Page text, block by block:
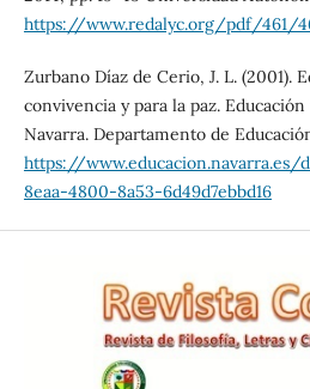
https://www.redalyc.org/pdf/461/
Zurbano Díaz de Cerio, J. L. (2001).
convivencia y para la paz.
Navarra. Departamento de
https://
8eaa-4800-8a53-6d49d7ebbd16